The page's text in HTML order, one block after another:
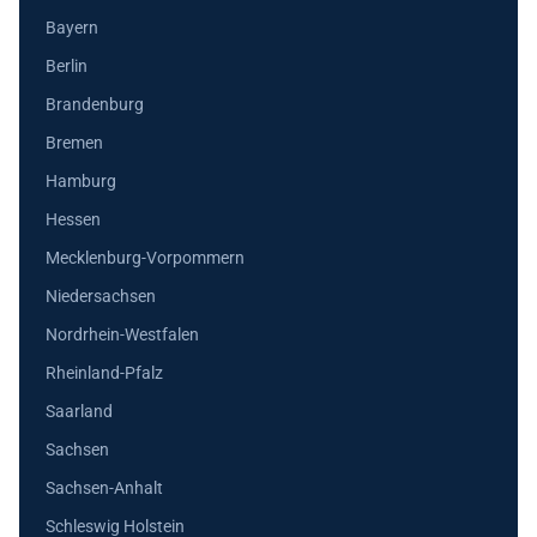
Bayern
Berlin
Brandenburg
Bremen
Hamburg
Hessen
Mecklenburg-Vorpommern
Niedersachsen
Nordrhein-Westfalen
Rheinland-Pfalz
Saarland
Sachsen
Sachsen-Anhalt
Schleswig Holstein